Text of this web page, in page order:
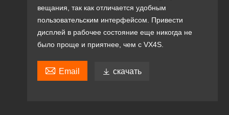
вещания, так как отличается удобным
пользовательским интерфейсом. Привести
дисплей в рабочее состояние еще никогда не
было проще и приятнее, чем с VX4S.
 Email  скачать